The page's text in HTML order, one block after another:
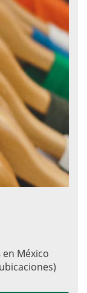
en México